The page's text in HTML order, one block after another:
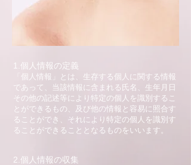
1.個人情報の定義
「個人情報」とは、生存する個人に関する情報
であって、当該情報に含まれる氏名、生年月日
その他の記述等により特定の個人を識別するこ
とができるもの、及び他の情報と容易に照合す
ることができ、それにより特定の個人を識別す
ることができることとなるものをいいます。
2.個人情報の収集